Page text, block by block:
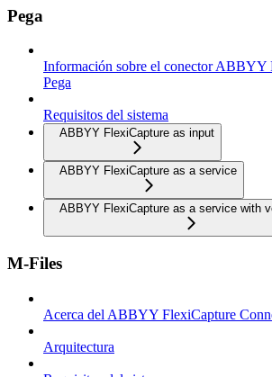
Pega
Información sobre el conector ABBYY
Pega
Requisitos del sistema
ABBYY FlexiCapture as input
ABBYY FlexiCapture as a service
ABBYY FlexiCapture as a service with
M-Files
Acerca del ABBYY FlexiCapture
Arquitectura